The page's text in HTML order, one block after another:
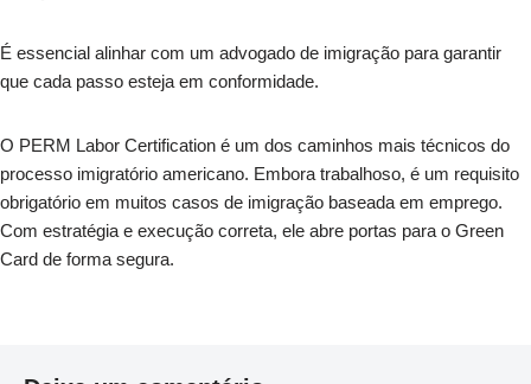
É essencial alinhar com um advogado de imigração para garantir
que cada passo esteja em conformidade.
O PERM Labor Certification é um dos caminhos mais técnicos do
processo imigratório americano. Embora trabalhoso, é um requisito
obrigatório em muitos casos de imigração baseada em emprego.
Com estratégia e execução correta, ele abre portas para o Green
Card de forma segura.